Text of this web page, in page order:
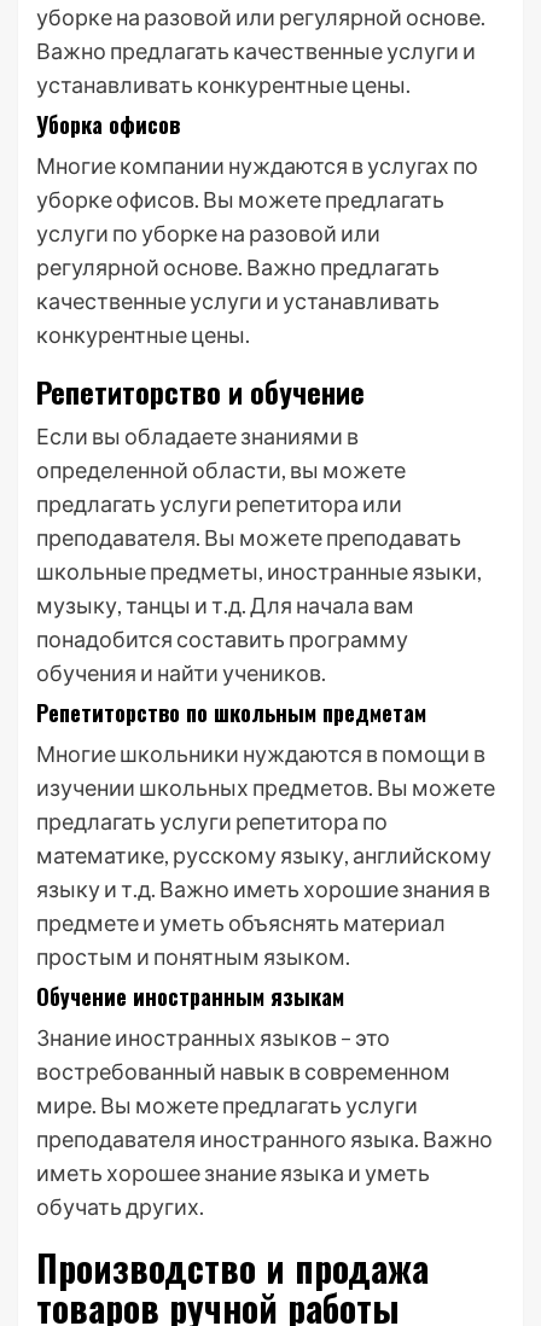
уборке на разовой или регулярной основе.
Важно предлагать качественные услуги и
устанавливать конкурентные цены.
Уборка офисов
Многие компании нуждаются в услугах по
уборке офисов. Вы можете предлагать
услуги по уборке на разовой или
регулярной основе. Важно предлагать
качественные услуги и устанавливать
конкурентные цены.
Репетиторство и обучение
Если вы обладаете знаниями в
определенной области, вы можете
предлагать услуги репетитора или
преподавателя. Вы можете преподавать
школьные предметы, иностранные языки,
музыку, танцы и т.д. Для начала вам
понадобится составить программу
обучения и найти учеников.
Репетиторство по школьным предметам
Многие школьники нуждаются в помощи в
изучении школьных предметов. Вы можете
предлагать услуги репетитора по
математике, русскому языку, английскому
языку и т.д. Важно иметь хорошие знания в
предмете и уметь объяснять материал
простым и понятным языком.
Обучение иностранным языкам
Знание иностранных языков – это
востребованный навык в современном
мире. Вы можете предлагать услуги
преподавателя иностранного языка. Важно
иметь хорошее знание языка и уметь
обучать других.
Производство и продажа
товаров ручной работы